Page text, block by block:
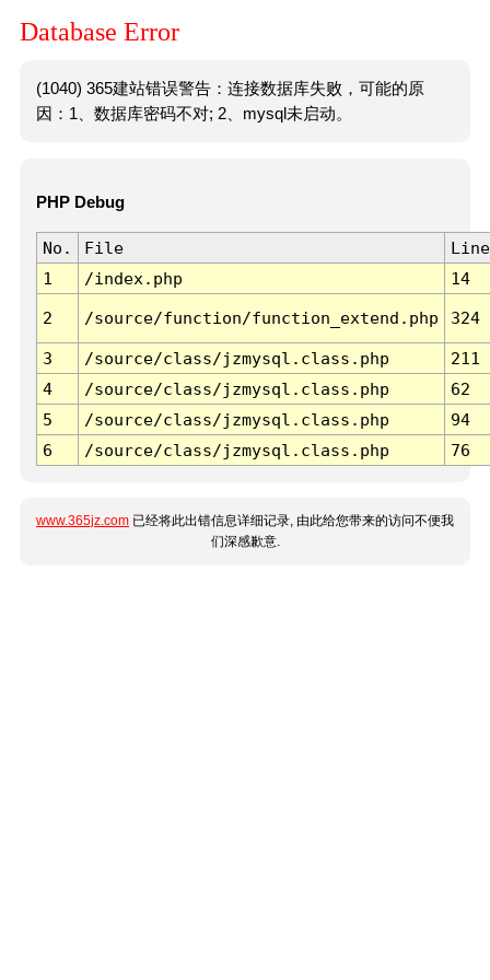
Database Error
(1040) 365建站错误警告：连接数据库失败，可能的原
因：1、数据库密码不对; 2、mysql未启动。
PHP Debug
No. File
Line
1
/index.php 14
2 /source/function/function_extend.php 324
3 /source/class/jzmysql.class.php
211
4
/source/class/jzmysql.class.php
62
5
/source/class/jzmysql.class.php
94
6
/source/class/jzmysql.class.php 76
www.365jz.com 已经将此出错信息详细记录, 由此给您带来的访问不便我
们深感歉意.